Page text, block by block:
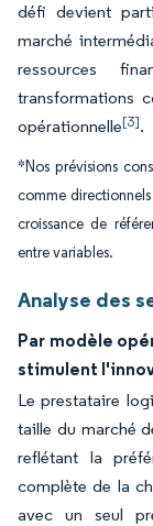
défi devient
marché
ressources
transformations
opérationnelle[3].
*Nos prévisions
comme
croissance de
entre variables.
Analyse des
Par modèle
stimulent
Le prestataire
taille du marché
reflétant la
complète de la
avec un seul